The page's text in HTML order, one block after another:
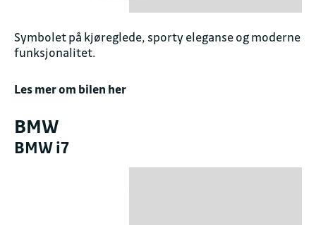
Symbolet på kjøreglede, sporty eleganse og moderne
funksjonalitet.
Les mer om bilen her
BMW
BMW i7